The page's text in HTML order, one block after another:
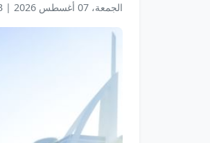
الجمعة، 07 أغسطس 2026 |
3